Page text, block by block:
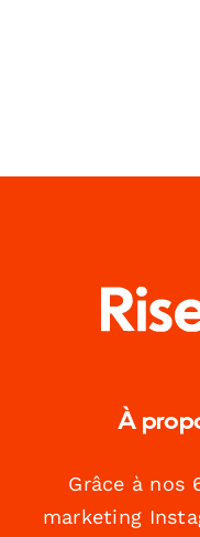
À
Grâce à nos
marketing